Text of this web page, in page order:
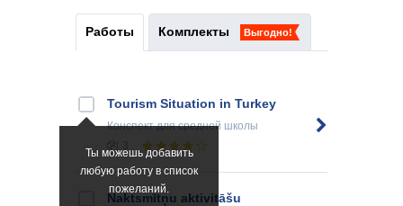
Работы Комплекты Выгодно!
Ты можешь добавить
любую работу в список
пожеланий.
Tourism Situation in Turkey
Конспектдля средней школы
Naktsmītņu aktivitāšu